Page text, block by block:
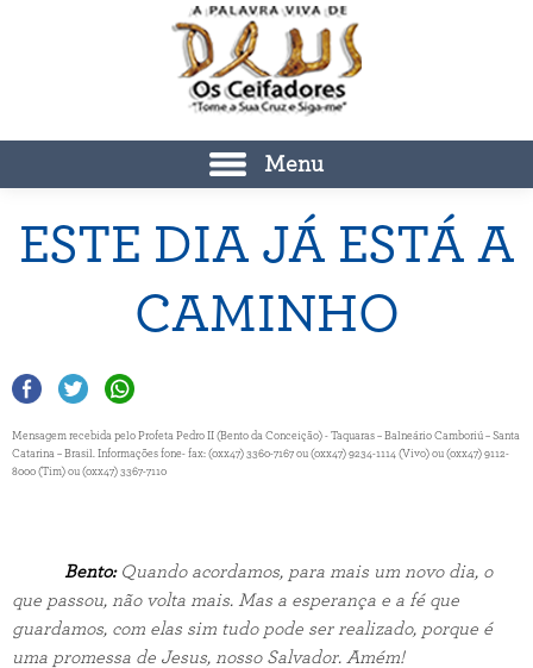
Menu
ESTE DIA JÁ ESTÁ A
CAMINHO
Mensagem recebida pelo Profeta Pedro II (Bento da Conceição) - Taquaras – Balneário Camboriú – Santa
Catarina – Brasil. Informações fone- fax: (0xx47) 3360-7167 ou (0xx47) 9234-1114 (Vivo) ou (0xx47) 9112-
8000 (Tim) ou (0xx47) 3367-7110
Bento:Quando acordamos, para mais um novo dia, o
que passou, não volta mais. Mas a esperança e a fé que
guardamos, com elas sim tudo pode ser realizado, porque é
uma promessa de Jesus, nosso Salvador. Amém!